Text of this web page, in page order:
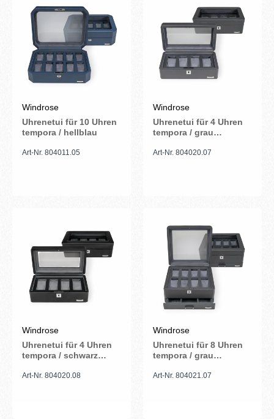
Windrose
Uhrenetui für 10 Uhren
tempora / hellblau
Art-Nr. 804011.05
Windrose
Uhrenetui für 4 Uhren
tempora / grau
Art-Nr. 804020.07
Windrose
Uhrenetui für 4 Uhren
tempora / schwarz
Art-Nr. 804020.08
Windrose
Uhrenetui für 8 Uhren
tempora / grau
Art-Nr. 804021.07